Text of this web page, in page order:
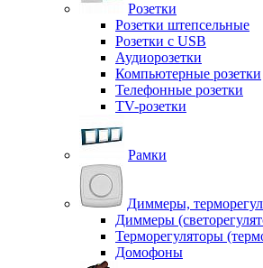
Розетки
Розетки штепсельные
Розетки с USB
Аудиорозетки
Компьютерные розетки
Телефонные розетки
TV-розетки
Рамки
Диммеры,
Диммеры
Терморегуляторы
Домофоны